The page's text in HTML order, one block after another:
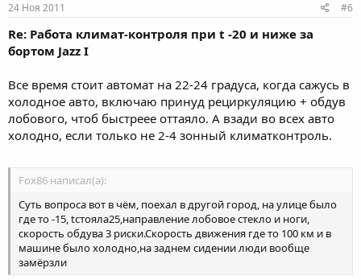
24 Ноя 2011 #6
Re: Работа климат-контроля при t -20 и ниже за
бортом Jazz I
Все время стоит автомат на 22-24 градуса, когда сажусь в
холодное авто, включаю принуд рециркуляцию + обдув
лобового, чтоб быстреее оттаяло. А взади во всех авто
холодно, если только не 2-4 зонный климатконтроль.
Fox86 написал(а):
Суть вопроса вот в чём, поехал в другой город, на улице было
где то -15, tстояла25,направление лобовое стекло и ноги,
скорость обдува 3 риски.Скорость движения где то 100 км и в
машине было холодно,на заднем сидении люди вообще
замёрзли